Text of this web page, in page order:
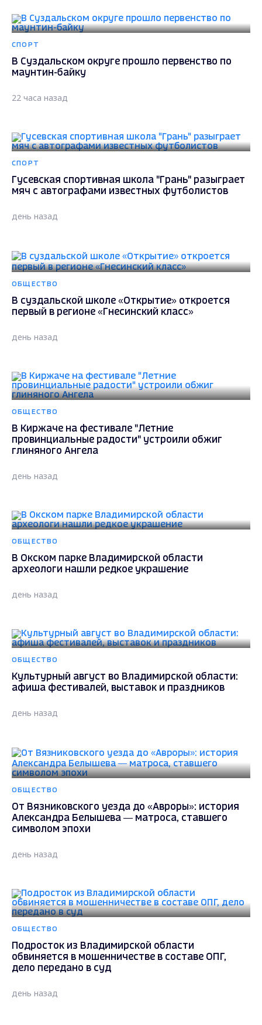
СПОРТ
В Суздальском округе прошло первенство по
маунтин-байку
22 часа назад
СПОРТ
Гусевская спортивная школа "Грань" разыграет
мяч с автографами известных футболистов
день назад
ОБЩЕСТВО
В суздальской школе «Открытие» откроется
первый в регионе «Гнесинский класс»
день назад
ОБЩЕСТВО
В Киржаче на фестивале "Летние
провинциальные радости" устроили обжиг
глиняного Ангела
день назад
ОБЩЕСТВО
В Окском парке Владимирской области
археологи нашли редкое украшение
день назад
ОБЩЕСТВО
Культурный август во Владимирской области:
афиша фестивалей, выставок и праздников
день назад
ОБЩЕСТВО
От Вязниковского уезда до «Авроры»: история
Александра Белышева — матроса, ставшего
символом эпохи
день назад
ОБЩЕСТВО
Подросток из Владимирской области
обвиняется в мошенничестве в составе ОПГ,
дело передано в суд
день назад